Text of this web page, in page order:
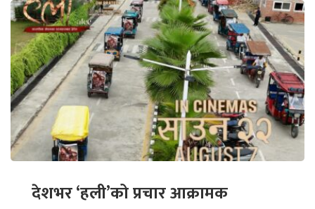
देशभर ‘हली’को प्रचार आक्रामक